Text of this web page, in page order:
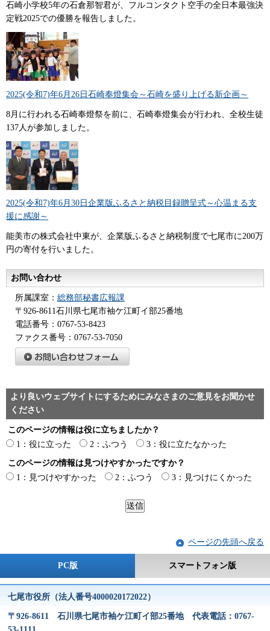
石崎小学校5年の石倉那智君が、フルコンタクト空手の全日本最強決
定戦2025での優勝を報告しました。
2025(令和7)年6月26日石崎奉燈集会～石崎を盛り上げる新企画～
8月に行われる石崎奉燈祭を前に、石崎奉燈集会が行われ、全校生徒
137人が参加しました。
2025(令和7)年6月30日企業版ふるさと納税目録贈呈式～心温まる支
援に感謝～
能美市の株式会社中東が、企業版ふるさと納税制度で七尾市に200万
円の寄付を行いました。
お問い合わせ
所属課室： 総務部秘書広報課
〒926-8611石川県七尾市袖ケ江町イ部25番地
電話番号：0767-53-8423
ファクス番号：0767-53-7050
より良いウェブサイトにするためにみなさまのご意見をお聞かせ
ください
このページの情報は役に立ちましたか？
1：役に立った
2：ふつう 3：役に立たなかった
このページの情報は見つけやすかったですか？
1：見つけやすかった
2：ふつう 3：見つけにくかった
ページの先頭へ戻る
PC版 スマートフォン版
七尾市役所（法人番号4000020172022）
〒926-8611 石川県七尾市袖ケ江町イ部25番地 代表電話：0767-